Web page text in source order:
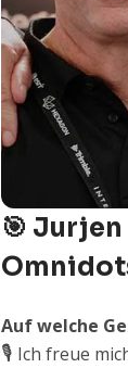
🎯
Auf welche
🎙️ Ich freue